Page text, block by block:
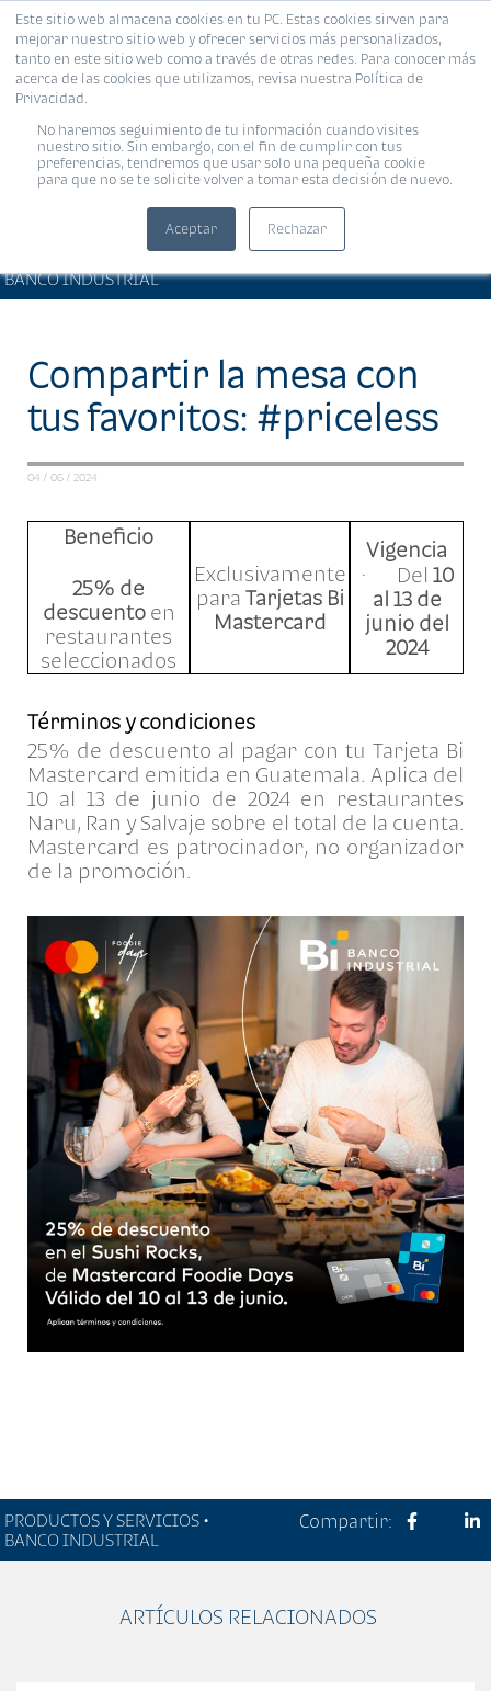
Este sitio web almacena cookies en tu PC. Estas cookies sirven para
mejorar nuestro sitio web y ofrecer servicios más personalizados,
tanto en este sitio web como a través de otras redes. Para conocer más
acerca de las cookies que utilizamos, revisa nuestra Política de
Privacidad.
No haremos seguimiento de tu información cuando visites
nuestro sitio. Sin embargo, con el fin de cumplir con tus
preferencias, tendremos que usar solo una pequeña cookie
para que no se te solicite volver a tomar esta decisión de nuevo.
Aceptar Rechazar
MENÚ
BANCO INDUSTRIAL
Compartir la mesa con
tus favoritos: #priceless
04 / 06 / 2024
Beneficio
25% de
descuentoen
restaurantes
seleccionados
Exclusivamente
para Tarjetas Bi
Mastercard
Vigencia
· Del 10
al 13 de
junio del
2024
Términos y condiciones
25% de descuento al pagar con tu Tarjeta Bi
Mastercard emitida en Guatemala. Aplica del
10 al 13 de junio de 2024 en restaurantes
Naru, Ran y Salvaje sobre el total de la cuenta.
Mastercard es patrocinador, no organizador
de la promoción.
PRODUCTOS Y SERVICIOS •
BANCO INDUSTRIAL
Compartir:
ARTÍCULOS RELACIONADOS